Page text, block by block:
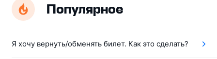
Популярное
Я хочу вернуть/обменять билет. Как это сделать?